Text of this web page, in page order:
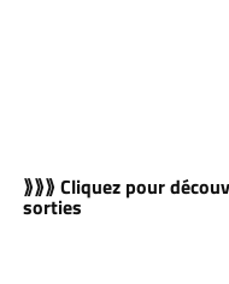
⟫⟫⟫ Cliquez pour
sorties